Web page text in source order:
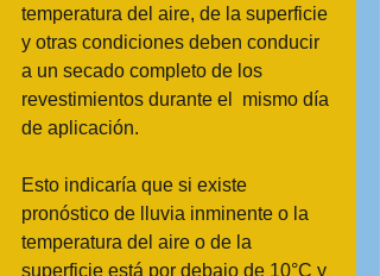
temperatura del aire, de la superficie
y otras condiciones deben conducir
a un secado completo de los
revestimientos durante el  mismo día
de aplicación.
Esto indicaría que si existe
pronóstico de lluvia inminente o la
temperatura del aire o de la
superficie está por debajo de 10°C y